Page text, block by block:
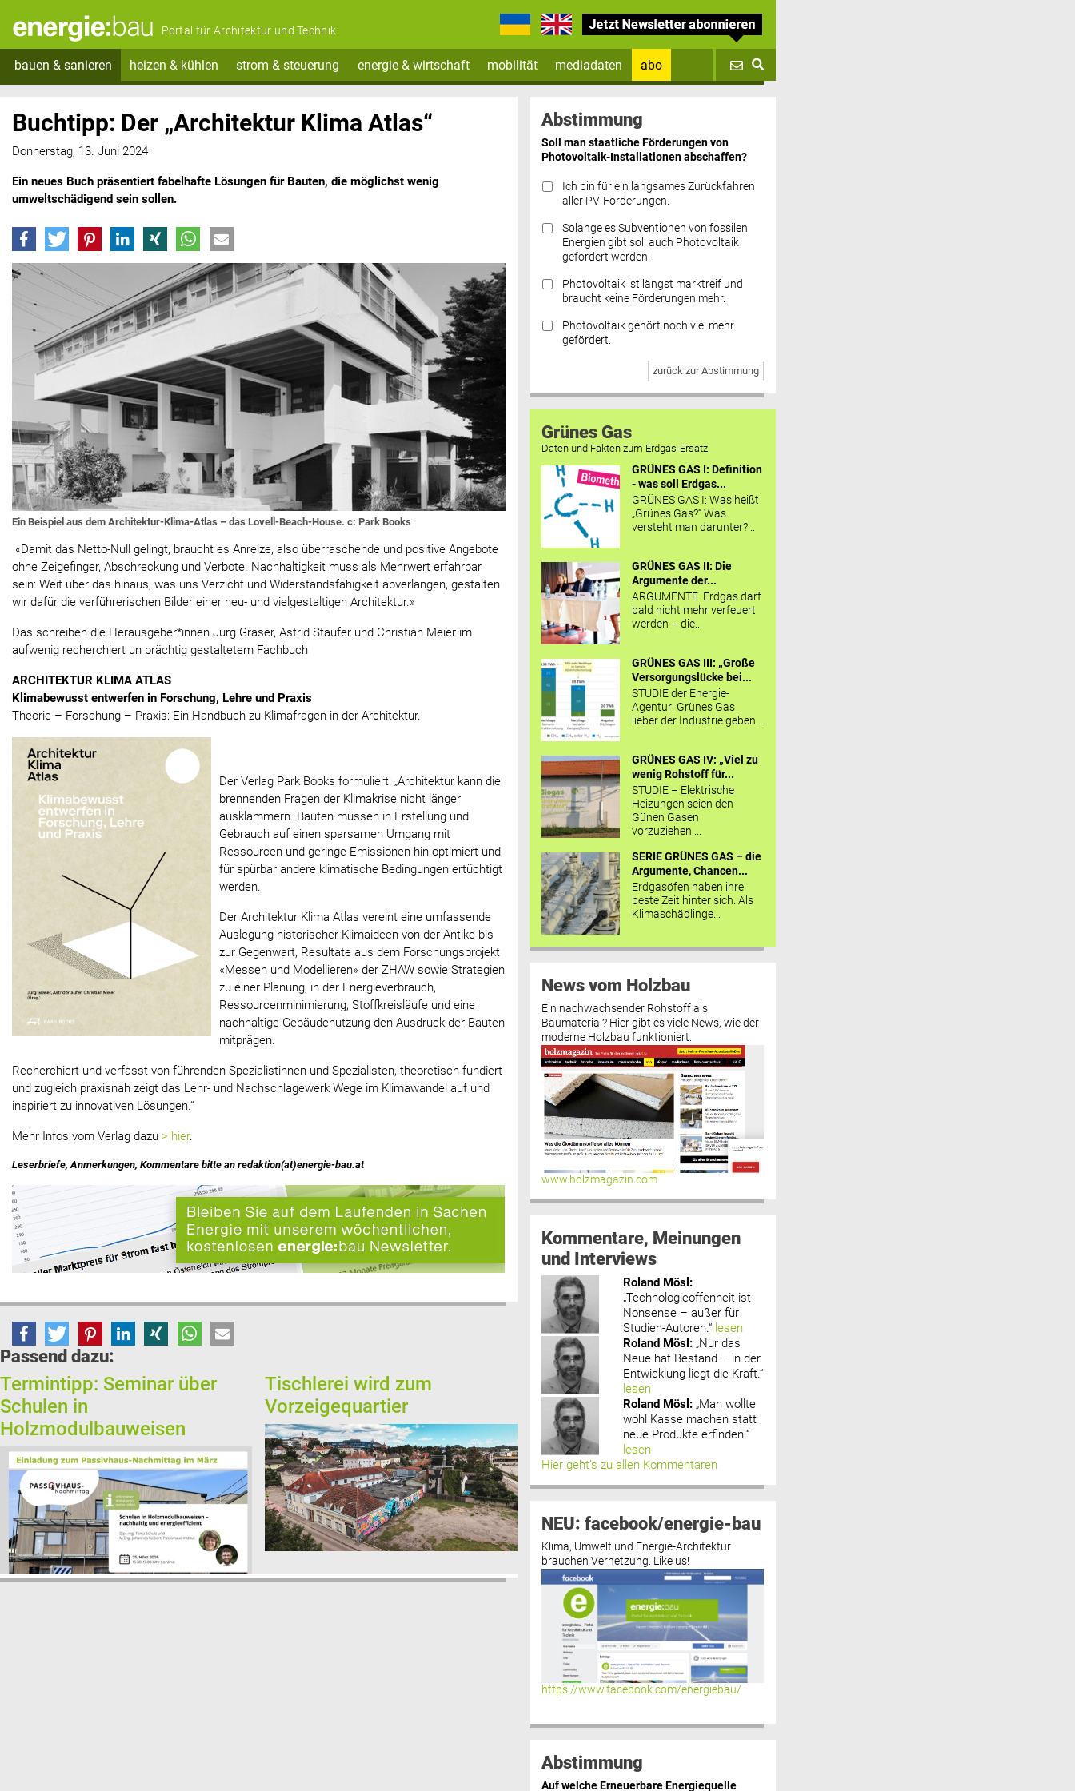
Portal für Architektur und Technik
bauen & sanieren heizen & kühlen strom & steuerung energie & wirtschaft mobilität mediadaten
abo
Datenschutz FAQs
Buchtipp: Der „Architektur Klima Atlas“
Donnerstag, 13. Juni 2024
Ein neues Buch präsentiert fabelhafte Lösungen für Bauten, die möglichst wenig
umweltschädigend sein sollen.
Ein Beispiel aus dem Architektur-Klima-Atlas – das Lovell-Beach-House. c: Park Books
«Damit das Netto-Null gelingt, braucht es Anreize, also überraschende und positive Angebote
ohne Zeigefinger, Abschreckung und Verbote. Nachhaltigkeit muss als Mehrwert erfahrbar
sein: Weit über das hinaus, was uns Verzicht und Widerstandsfähigkeit abverlangen, gestalten
wir dafür die verführerischen Bilder einer neu- und vielgestaltigen Architektur.»
Das schreiben die Herausgeber*innen Jürg Graser, Astrid Staufer und Christian Meier im
aufwenig recherchiert un prächtig gestaltetem Fachbuch
ARCHITEKTUR KLIMA ATLAS
Klimabewusst entwerfen in Forschung, Lehre und Praxis
Theorie – Forschung – Praxis: Ein Handbuch zu Klimafragen in der Architektur.
Der Verlag Park Books formuliert: „Architektur kann die
brennenden Fragen der Klimakrise nicht länger
ausklammern. Bauten müssen in Erstellung und
Gebrauch auf einen sparsamen Umgang mit
Ressourcen und geringe Emissionen hin optimiert und
für spürbar andere klimatische Bedingungen ertüchtigt
werden.
Der Architektur Klima Atlas vereint eine umfassende
Auslegung historischer Klimaideen von der Antike bis
zur Gegenwart, Resultate aus dem Forschungsprojekt
«Messen und Modellieren» der ZHAW sowie Strategien
zu einer Planung, in der Energieverbrauch,
Ressourcenminimierung, Stoffkreisläufe und eine
nachhaltige Gebäudenutzung den Ausdruck der Bauten
mitprägen.
Recherchiert und verfasst von führenden Spezialistinnen und Spezialisten, theoretisch fundiert
und zugleich praxisnah zeigt das Lehr- und Nachschlagewerk Wege im Klimawandel auf und
inspiriert zu innovativen Lösungen.“
Mehr Infos vom Verlag dazu > hier.
Leserbriefe, Anmerkungen, Kommentare bitte an redaktion(at)energie-bau.at
Passend dazu:
Termintipp: Seminar über
Schulen in
Holzmodulbauweisen
Tischlerei wird zum
Vorzeigequartier
Abstimmung
Soll man staatliche Förderungen von
Photovoltaik-Installationen abschaffen?
Ich bin für ein langsames Zurückfahren
aller PV-Förderungen.
Solange es Subventionen von fossilen
Energien gibt soll auch Photovoltaik
gefördert werden.
Photovoltaik ist längst marktreif und
braucht keine Förderungen mehr.
Photovoltaik gehört noch viel mehr
gefördert.
zurück zur Abstimmung
Grünes Gas
Daten und Fakten zum Erdgas-Ersatz.
GRÜNES GAS I: Definition
- was soll Erdgas...
GRÜNES GAS I: Was heißt
„Grünes Gas?“ Was
versteht man darunter?...
GRÜNES GAS II: Die
Argumente der...
ARGUMENTE Erdgas darf
bald nicht mehr verfeuert
werden – die...
GRÜNES GAS III: „Große
Versorgungslücke bei...
STUDIE der Energie-
Agentur: Grünes Gas
lieber der Industrie geben...
GRÜNES GAS IV: „Viel zu
wenig Rohstoff für...
STUDIE – Elektrische
Heizungen seien den
Günen Gasen
vorzuziehen,...
SERIE GRÜNES GAS – die
Argumente, Chancen...
Erdgasöfen haben ihre
beste Zeit hinter sich. Als
Klimaschädlinge...
News vom Holzbau
Ein nachwachsender Rohstoff als
Baumaterial? Hier gibt es viele News, wie der
moderne Holzbau funktioniert.
www.holzmagazin.com
Kommentare, Meinungen
und Interviews
Roland Mösl :
„Technologieoffenheit ist
Nonsense – außer für
Studien-Autoren.“ lesen
Roland Mösl : „Nur das
Neue hat Bestand – in der
Entwicklung liegt die Kraft.“
lesen
Roland Mösl : „Man wollte
wohl Kasse machen statt
neue Produkte erfinden.“
lesen
Hier geht’s zu allen Kommentaren
NEU: facebook/energie-bau
Klima, Umwelt und Energie-Architektur
brauchen Vernetzung. Like us!
https://www.facebook.com/energiebau/
Abstimmung
Auf welche Erneuerbare Energiequelle